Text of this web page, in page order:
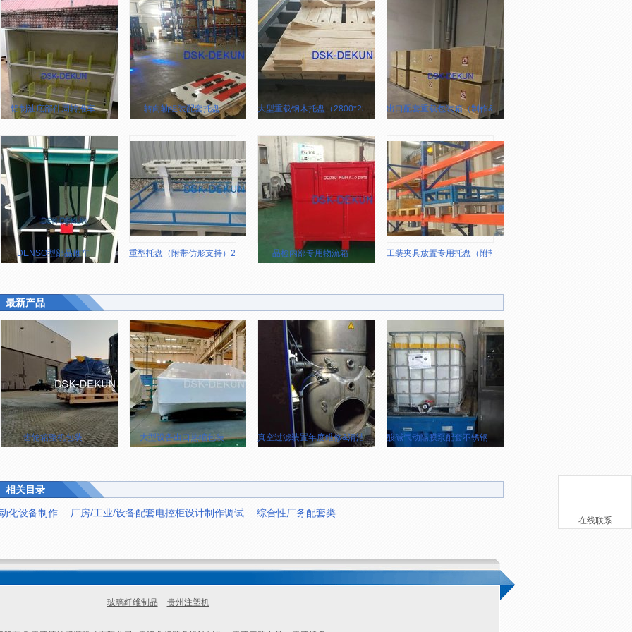
铝制油底部件周转推车 转向轴组装配套托盘 大型重载钢木托盘（2800*2300） 出口配套重载包装箱（制作&现场包装作业）
DENSO型部品推车 重型托盘（附带仿形支持）2.6M*1.3M 品检内部专用物流箱 工装夹具放置专用托盘（附带卡位）
最新产品
齿轮箱整机包装 大型设备出口热缩包装 真空过滤装置年度维修&清洁 酸碱气动隔膜泵配套不锈钢（316）收纳柜制作&安装
相关目录
化设备制作 厂房/工业/设备配套电控柜设计制作调试 综合性厂务配套类
玻璃纤维制品 贵州注塑机
在线联系